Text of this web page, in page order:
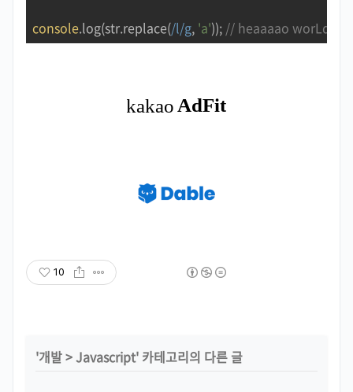
console.log(str.replace(/l/g, 'a')); // heaaaao worLd
10
'개발>Javascript' 카테고리의 다른 글